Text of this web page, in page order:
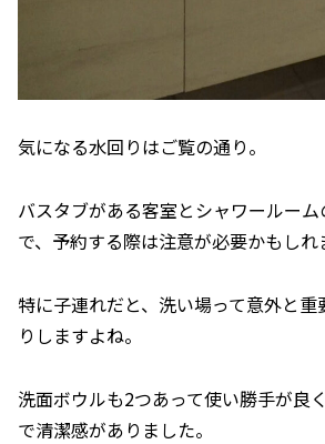
気になる水回りはご覧の通り。
バスタブがある客室とシャワールー
で、予約する際は注意が必要かもしれ
特に子連れだと、洗い場って意外と
りしますよね。
洗面ボウルも2つあって使い勝手が良
で清潔感がありました。